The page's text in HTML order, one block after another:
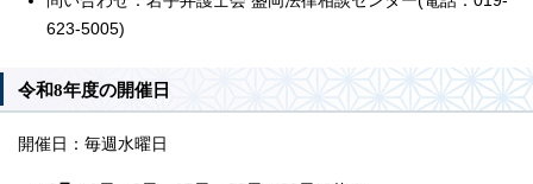
623-5005)
令和8年度の開催日
開催日：毎週水曜日